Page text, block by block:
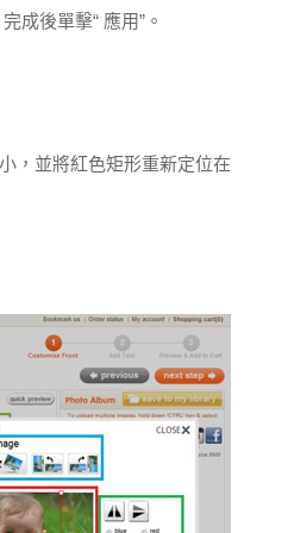
成後單擊“ 應用”。
，並將紅色矩形重新定位在